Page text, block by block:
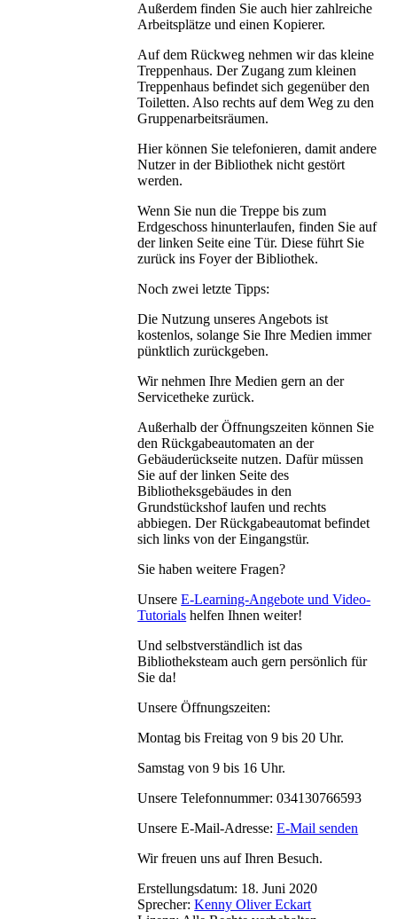
Außerdem finden Sie auch hier zahlreiche
Arbeitsplätze und einen Kopierer.
Auf dem Rückweg nehmen wir das kleine
Treppenhaus. Der Zugang zum kleinen
Treppenhaus befindet sich gegenüber den
Toiletten. Also rechts auf dem Weg zu den
Gruppenarbeitsräumen.
Hier können Sie telefonieren, damit andere
Nutzer in der Bibliothek nicht gestört
werden.
Wenn Sie nun die Treppe bis zum
Erdgeschoss hinunterlaufen, finden Sie auf
der linken Seite eine Tür. Diese führt Sie
zurück ins Foyer der Bibliothek.
Noch zwei letzte Tipps:
Die Nutzung unseres Angebots ist
kostenlos, solange Sie Ihre Medien immer
pünktlich zurückgeben.
Wir nehmen Ihre Medien gern an der
Servicetheke zurück.
Außerhalb der Öffnungszeiten können Sie
den Rückgabeautomaten an der
Gebäuderückseite nutzen. Dafür müssen
Sie auf der linken Seite des
Bibliotheksgebäudes in den
Grundstückshof laufen und rechts
abbiegen. Der Rückgabeautomat befindet
sich links von der Eingangstür.
Sie haben weitere Fragen?
Unsere E-Learning-Angebote und Video-
Tutorials helfen Ihnen weiter!
Und selbstverständlich ist das
Bibliotheksteam auch gern persönlich für
Sie da!
Unsere Öffnungszeiten:
Montag bis Freitag von 9 bis 20 Uhr.
Samstag von 9 bis 16 Uhr.
Unsere Telefonnummer: 034130766593
Unsere E-Mail-Adresse: E-Mail senden
Wir freuen uns auf Ihren Besuch.
Erstellungsdatum: 18. Juni 2020
Sprecher: Kenny Oliver Eckart